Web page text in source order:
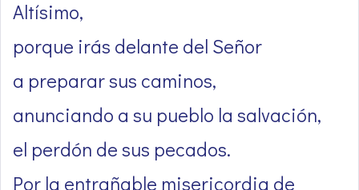
Altísimo,
porque irás delante del Señor
a preparar sus caminos,
anunciando a su pueblo la salvación,
el perdón de sus pecados.
Por la entrañable misericordia de